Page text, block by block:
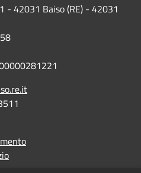
- 42031 Baiso (RE) - 42031